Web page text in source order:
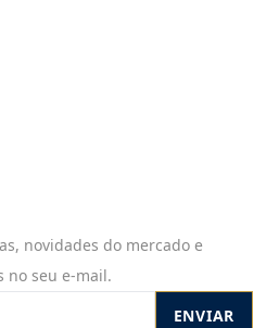
novidades do mercado e
no seu e-mail.
ENVIAR